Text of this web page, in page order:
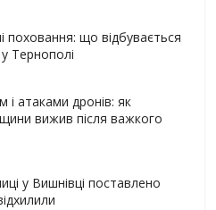
поховання: що відбувається
Тернополі
і атаками дронів: як
вижив після важкого
у Вишнівці поставлено